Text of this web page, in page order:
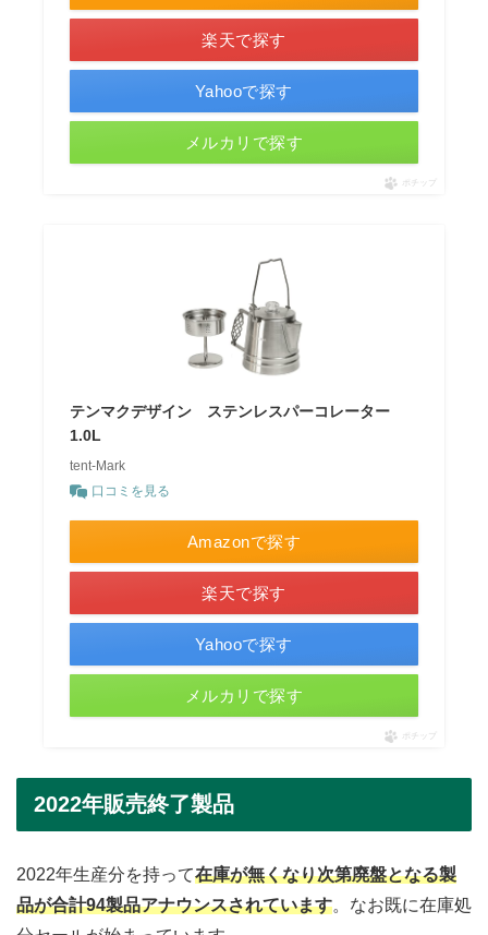
楽天で探す
Yahooで探す
メルカリで探す
ポチップ
テンマクデザイン ステンレスパーコレーター
1.0L
tent-Mark
口コミを見る
Amazonで探す
楽天で探す
Yahooで探す
メルカリで探す
ポチップ
2022年販売終了製品
2022年生産分を持って在庫が無くなり次第廃盤となる製
品が合計94製品アナウンスされています。なお既に在庫処